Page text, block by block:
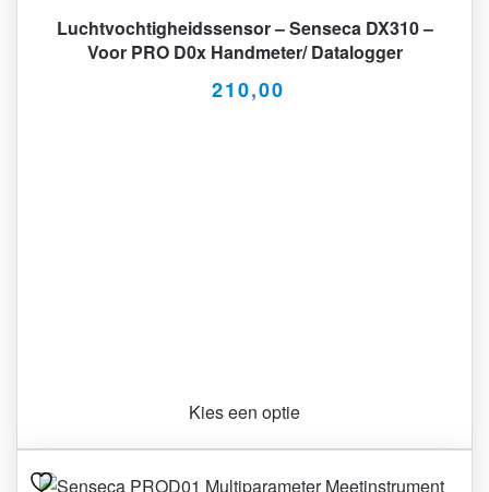
Luchtvochtigheidssensor – Senseca DX310 –
Voor PRO D0x Handmeter/ Datalogger
210,00
Kies een optie